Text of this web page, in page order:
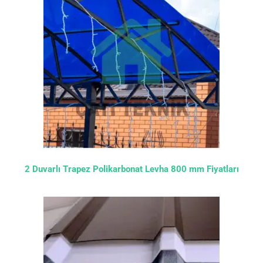
2 Duvarlı Trapez Polikarbonat Levha 800 mm Fiyatları